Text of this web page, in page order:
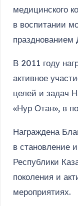
медицинского
в воспитании
празднованием
В 2011 году
активное
целей и задач
«Нур Отан», в
Награждена
в становление
Республики
поколения и
мероприятиях.